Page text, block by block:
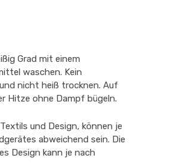
Grad mit einem
waschen. Kein
nicht heiß trocknen. Auf
Hitze ohne Dampf bügeln.
und Design, können je
abweichend sein. Die
Design kann je nach